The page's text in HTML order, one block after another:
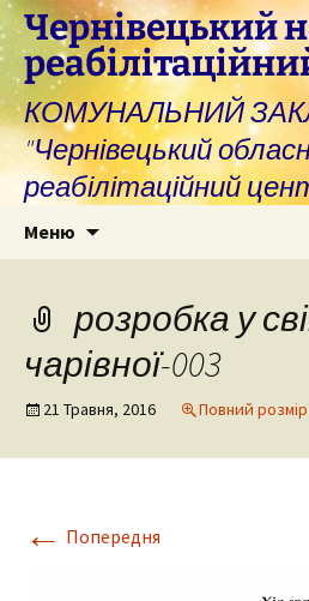
Перейти
до
вмісту
Чернівецький
КОМУНАЛЬНИЙ
"Чернівецький
реабілітаційний
Меню
розробка у
чарівної-003
21 Травня, 2016 Повний
← Попередня